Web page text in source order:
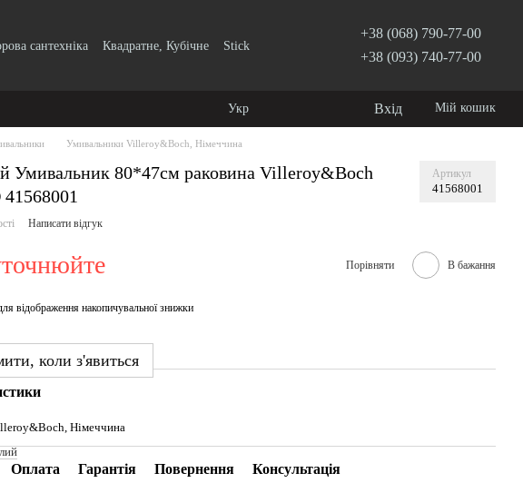
сантехніка Квадратне, Кубічне
Stick
+38 (068) 790-77-00
+38 (093) 740-77-00
Укр Вхід Мій кошик
Умивальники Villeroy&Boch, Німеччина
Умивальник 80*47см раковина Villeroy&Boch
Артикул
41568001
Написати відгук
Порівняти В бажання
відображення накопичувальної знижки
коли з'явиться
Німеччина
Оплата Гарантія Повернення Консультація